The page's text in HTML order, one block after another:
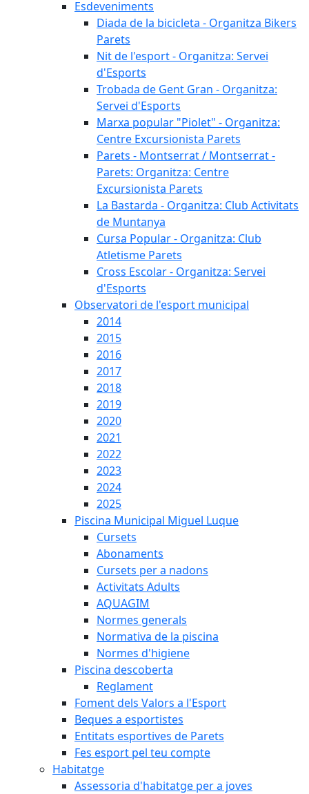
Esdeveniments
Diada de la bicicleta - Organitza Bikers
Parets
Nit de l'esport - Organitza: Servei
d'Esports
Trobada de Gent Gran - Organitza:
Servei d'Esports
Marxa popular "Piolet" - Organitza:
Centre Excursionista Parets
Parets - Montserrat / Montserrat -
Parets: Organitza: Centre
Excursionista Parets
La Bastarda - Organitza: Club Activitats
de Muntanya
Cursa Popular - Organitza: Club
Atletisme Parets
Cross Escolar - Organitza: Servei
d'Esports
Observatori de l'esport municipal
2014
2015
2016
2017
2018
2019
2020
2021
2022
2023
2024
2025
Piscina Municipal Miguel Luque
Cursets
Abonaments
Cursets per a nadons
Activitats Adults
AQUAGIM
Normes generals
Normativa de la piscina
Normes d'higiene
Piscina descoberta
Reglament
Foment dels Valors a l'Esport
Beques a esportistes
Entitats esportives de Parets
Fes esport pel teu compte
Habitatge
Assessoria d'habitatge per a joves